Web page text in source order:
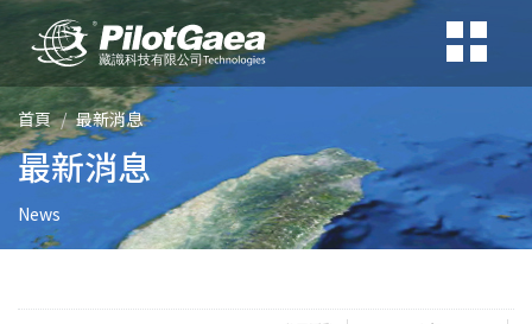
首頁 最新消息
最新消息
News